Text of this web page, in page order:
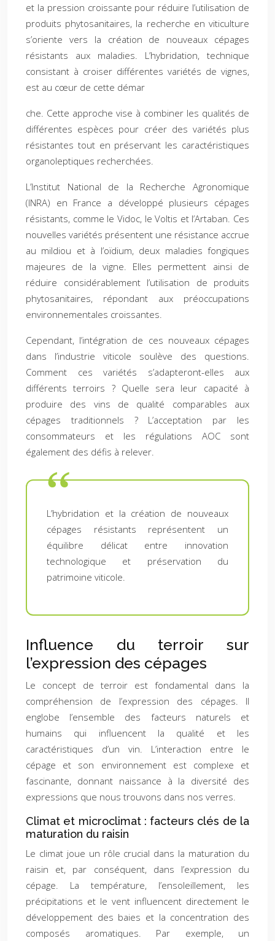
et la pression croissante pour réduire l’utilisation de
produits phytosanitaires, la recherche en viticulture
s’oriente vers la création de nouveaux cépages
résistants aux maladies. L’hybridation, technique
consistant à croiser différentes variétés de vignes,
est au cœur de cette démar
che. Cette approche vise à combiner les qualités de
différentes espèces pour créer des variétés plus
résistantes tout en préservant les caractéristiques
organoleptiques recherchées.
L’Institut National de la Recherche Agronomique
(INRA) en France a développé plusieurs cépages
résistants, comme le Vidoc, le Voltis et l’Artaban. Ces
nouvelles variétés présentent une résistance accrue
au mildiou et à l’oïdium, deux maladies fongiques
majeures de la vigne. Elles permettent ainsi de
réduire considérablement l’utilisation de produits
phytosanitaires, répondant aux préoccupations
environnementales croissantes.
Cependant, l’intégration de ces nouveaux cépages
dans l’industrie viticole soulève des questions.
Comment ces variétés s’adapteront-elles aux
différents terroirs ? Quelle sera leur capacité à
produire des vins de qualité comparables aux
cépages traditionnels ? L’acceptation par les
consommateurs et les régulations AOC sont
également des défis à relever.
L’hybridation et la création de nouveaux
cépages résistants représentent un
équilibre délicat entre innovation
technologique et préservation du
patrimoine viticole.
Influence du terroir sur
l’expression des cépages
Le concept de terroir est fondamental dans la
compréhension de l’expression des cépages. Il
englobe l’ensemble des facteurs naturels et
humains qui influencent la qualité et les
caractéristiques d’un vin. L’interaction entre le
cépage et son environnement est complexe et
fascinante, donnant naissance à la diversité des
expressions que nous trouvons dans nos verres.
Climat et microclimat : facteurs clés de la
maturation du raisin
Le climat joue un rôle crucial dans la maturation du
raisin et, par conséquent, dans l’expression du
cépage. La température, l’ensoleillement, les
précipitations et le vent influencent directement le
développement des baies et la concentration des
composés aromatiques. Par exemple, un